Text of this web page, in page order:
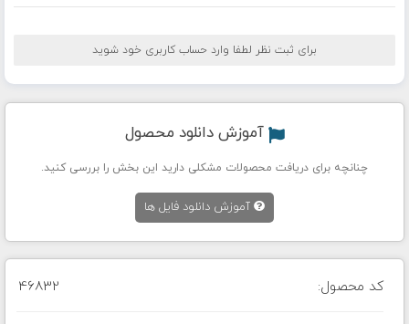
برای ثبت نظر لطفا وارد حساب کاربری خود شوید
آموزش دانلود محصول
چنانچه برای دریافت محصولات مشکلی دارید این بخش را بررسی کنید.
آموزش دانلود فایل ها
کد محصول: 46832